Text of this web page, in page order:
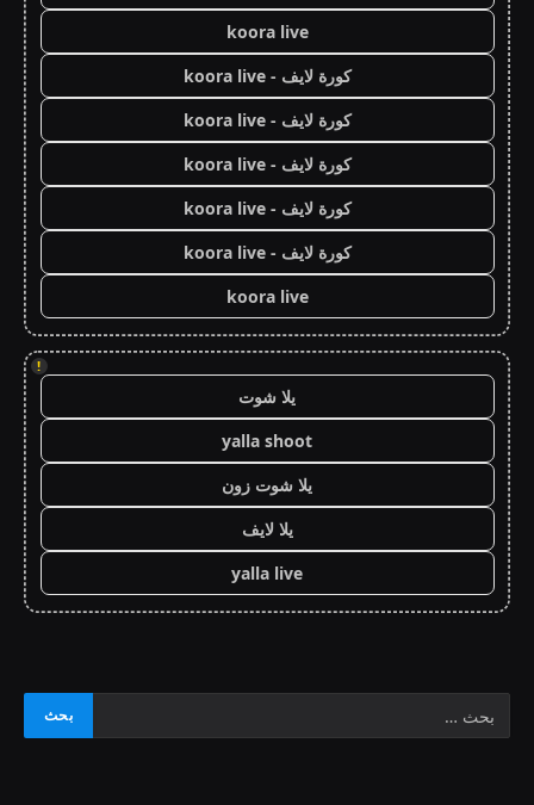
koora live
كورة لايف - koora live
كورة لايف - koora live
كورة لايف - koora live
كورة لايف - koora live
كورة لايف - koora live
koora live
!
يلا شوت
yalla shoot
يلا شوت زون
يلا لايف
yalla live